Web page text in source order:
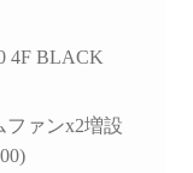
4F BLACK
ファンx2増設